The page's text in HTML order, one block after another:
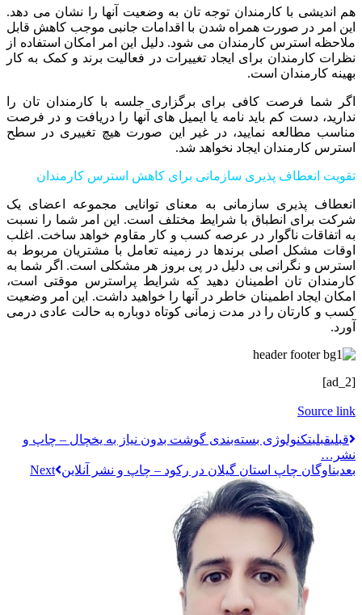
هم اندیشی با کارمندان توجه تان به وضعیت آنها را نشان می ‏دهد.
این امر در صورت همراه شدن با اقدامات جانبی موجب کاهش قابل
ملاحظه استرس کارمندان می شود. دلیل این امر امکان استفاده از
نظرات کارمندان برای ایجاد تغییرات در فعالیت برند و کمک به کار
بهینه کارمندان است.
اگر شما فرصت کافی برای برگزاری جلسه با کارمندان تان را
ندارید، دست کم باید نامه یا ایمیل‏ های آنها را دریافت و در فرصت
مناسب مطالعه نمایید، در غیر این صورت هیچ تغییری در سطح
استرس کارمندان ایجاد نخواهد شد.
تقویت انعطاف پذیری سازمانی برای کاهش استرس کارمندان
انعطاف پذیری سازمانی به معنای توانایی مجموعه اعضای یک
شرکت برای انطباق با شرایط مختلف است. این امر شما را نسبت
به اتفاقات ناگوار در عرصه کسب و کار مقاوم خواهد ساخت. اغلب
اوقات مشکل اصلی برندها در زمینه تعامل با مشتریان مربوط به
استرس و نگرانی بی دلیل در پی بروز هر مشکلی است. اگر شما به
کارمندان تان اطمینان دهید که شرایط پراسترس موقتی است،
امکان ایجاد اطمینان خاطر در آنها را خواهید داشت. این امر وضعیت
کسب و کارتان را در مدت زمانی کوتاه دوباره به حالت عادی درمی
آورد.
[ad_2]
Source link
قبليقبلیتکنولوژی بسته‌بندی گوشت بدون نیاز به یخچال – چاپ و
نشر…
بعدیناوگان چاپ استان گیلان در رکود – چاپ و نشر آنلاین